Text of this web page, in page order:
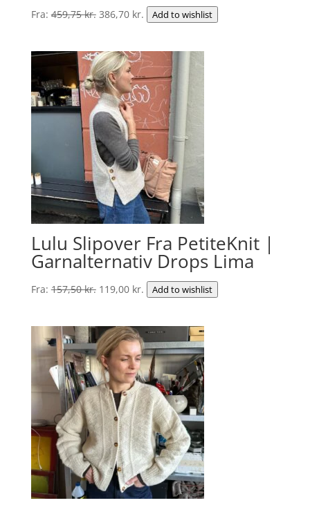
Fra:459,75kr. Den
var:
459,75 kr..
386,70 kr.Den
er:
386,70 kr..
Add to wishlist
Lulu Slipover Fra PetiteKnit |
Garnalternativ Drops Lima
Fra:157,50kr. Den
var:
157,50 kr..
119,00 kr.Den
er:
119,00 kr..
Add to wishlist